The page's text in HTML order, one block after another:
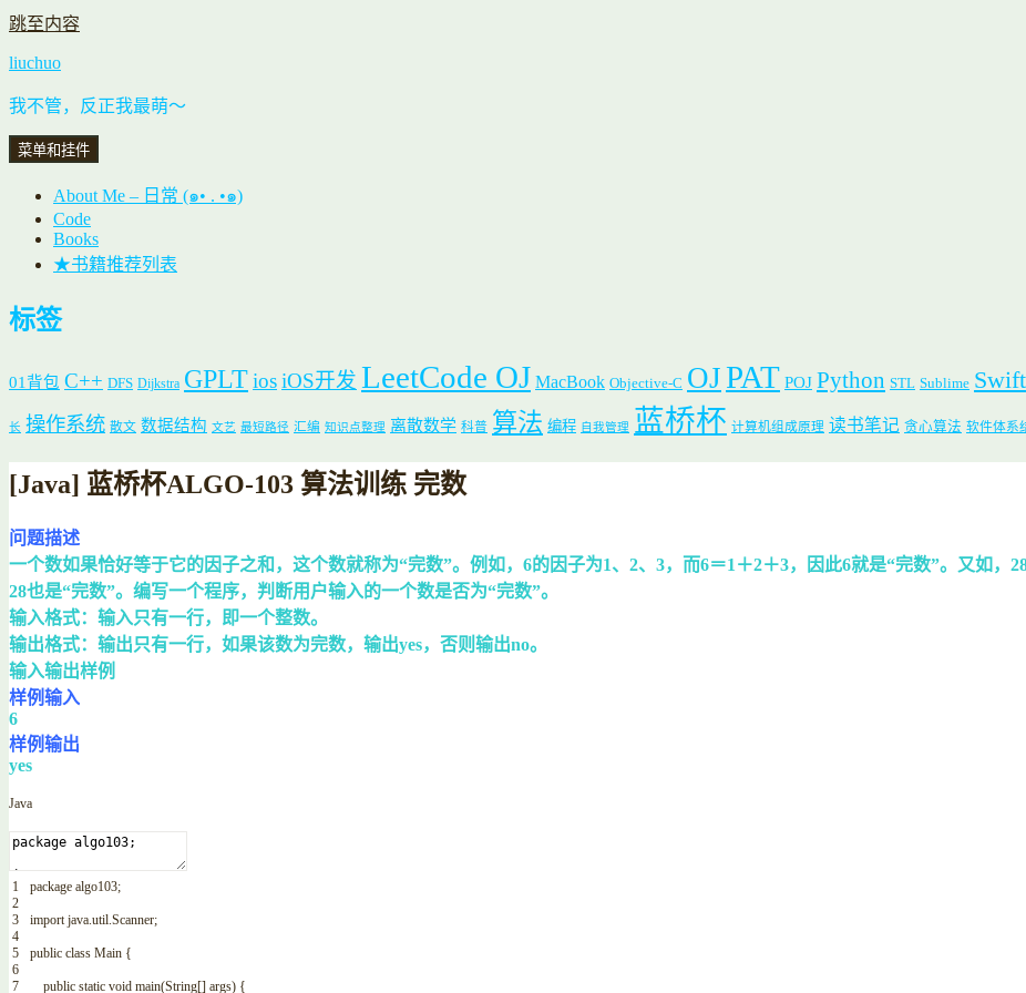
跳至内容
liuchuo
我不管，反正我最萌～
菜单和挂件
About Me – 日常 (๑• . •๑)
Code
Books
★书籍推荐列表
标签
01背包 C++ DFS Dijkstra GPLTiosiOS开发 LeetCode OJ MacBook Objective-C OJPAT POJ Python STL Sublime Swift
长 操作系统 散文 数据结构 文艺 最短路径 汇编 知识点整理 离散数学 科普 算法 编程 自我管理 蓝桥杯 计算机组成原理 读书笔记 贪心算法 软件体系
[Java] 蓝桥杯ALGO-103 算法训练 完数
问题描述
一个数如果恰好等于它的因子之和，这个数就称为“完数”。例如，6的因子为1、2、3，而6＝1＋2＋3，因此6就是“完数”。又如，
28也是“完数”。编写一个程序，判断用户输入的一个数是否为“完数”。
输入格式：输入只有一行，即一个整数。
输出格式：输出只有一行，如果该数为完数，输出yes，否则输出no。
输入输出样例
样例输入
6
样例输出
yes
Java
1
2
3
4
5
6
7
package algo103;
import java.util.Scanner;
public class Main {
public static void main(String[] args) {